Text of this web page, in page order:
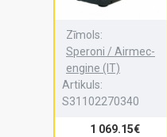
Zīmols:
Speroni / Airmec-
engine (IT)
Artikuls:
S31102270340
1 069.15€